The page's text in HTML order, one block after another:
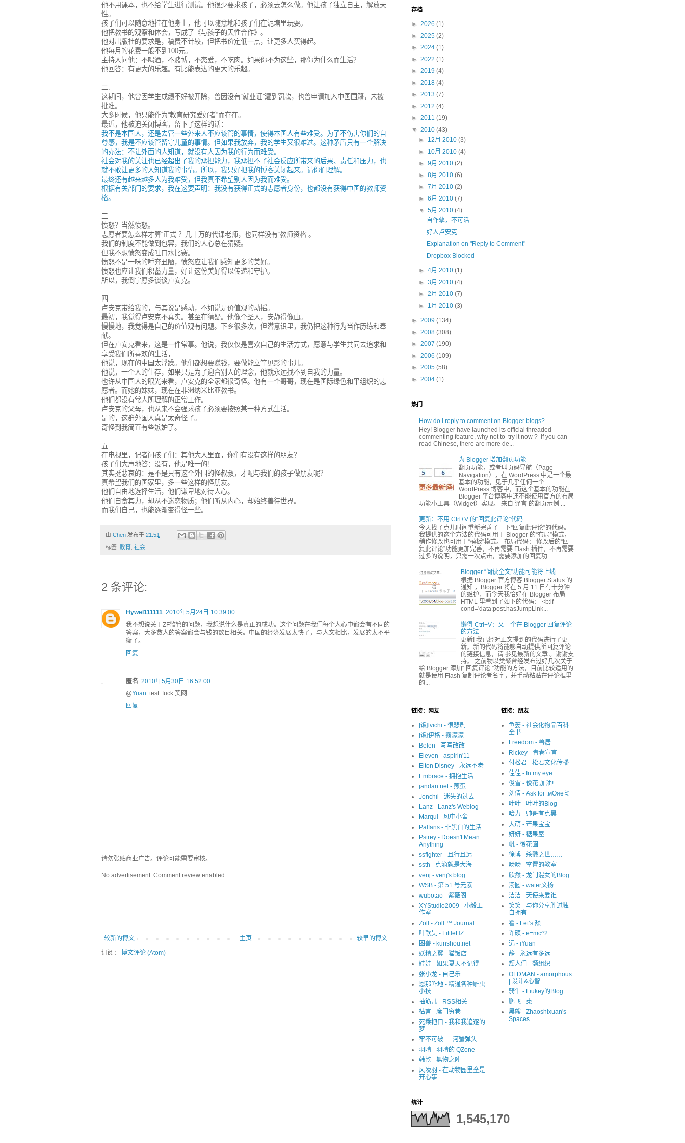
他不用课本，也不给学生进行测试。他很少要求孩子，必须去怎么做。他让孩子独立自主，解放天
性。
孩子们可以随意地挂在他身上，他可以随意地和孩子们在泥塘里玩耍。
他把教书的观察和体会，写成了《与孩子的天性合作》。
他对出版社的要求是，稿费不计较，但把书价定低一点，让更多人买得起。
他每月的花费一般不到100元。
主持人问他：不喝酒，不赌博，不恋爱，不吃肉。如果你不为这些，那你为什么而生活？
他回答：有更大的乐趣。有比能表达的更大的乐趣。
二.
这期间，他曾因学生成绩不好被开除，曾因没有“就业证”遭到罚款，也曾申请加入中国国籍，未被
批准。
大多时候，他只能作为“教育研究爱好者”而存在。
最近，他被迫关闭博客，留下了这样的话：
我不是本国人，还是去管一些外来人不应该管的事情，使得本国人有些难受。为了不伤害你们的自
尊感，我是不应该管留守儿童的事情。但如果我放弃，我的学生又很难过。这种矛盾只有一个解决
的办法：不让外面的人知道，就没有人因为我的行为而难受。
社会对我的关注也已经超出了我的承担能力，我承担不了社会反应所带来的后果、责任和压力，也
就不敢让更多的人知道我的事情。所以，我只好把我的博客关闭起来。请你们理解。
最终还有越来越多人为我难受，但我真不希望别人因为我而难受。
根据有关部门的要求，我在这要声明：我没有获得正式的志愿者身份，也都没有获得中国的教师资
格。
三.
愤怒？当然愤怒。
志愿者要怎么样才算“正式”？几十万的代课老师，也同样没有“教师资格”。
我们的制度不能做到包容，我们的人心总在猜疑。
但我不想愤怒变成吐口水比赛。
愤怒不是一味的唾弃丑陋，愤怒应让我们感知更多的美好。
愤怒也应让我们积蓄力量，好让这份美好得以传递和守护。
所以，我倒宁愿多谈谈卢安克。
四.
卢安克带给我的，与其说是感动，不如说是价值观的动摇。
最初，我觉得卢安克不真实。甚至在猜疑。他像个圣人，安静得像山。
慢慢地，我觉得是自己的价值观有问题。下乡很多次，但潜意识里，我仍把这种行为当作历练和奉
献。
但在卢安克看来，这是一件常事。他说，我仅仅是喜欢自己的生活方式，愿意与学生共同去追求和
享受我们所喜欢的生活，
他说，现在的中国太浮躁。他们都想要赚钱，要做能立竿见影的事儿。
他说，一个人的生存，如果只是为了迎合别人的理念，他就永远找不到自我的力量。
也许从中国人的眼光来看，卢安克的全家都很奇怪。他有一个哥哥，现在是国际绿色和平组织的志
愿者。而她的妹妹，现在在非洲纳米比亚教书。
他们都没有常人所理解的正常工作。
卢安克的父母，也从来不会强求孩子必须要按照某一种方式生活。
是的，这群外国人真是太奇怪了。
奇怪到我简直有些嫉妒了。
五.
在电视里，记者问孩子们：其他大人里面，你们有没有这样的朋友？
孩子们大声地答：没有，他是唯一的！
其实挺悲哀的：是不是只有这个外国的怪叔叔，才配与我们的孩子做朋友呢？
真希望我们的国家里，多一些这样的怪朋友。
他们自由地选择生活，他们谦卑地对待人心。
他们自食其力，却从不迷恋物质；他们听从内心，却始终善待世界。
而我们自己，也能逐渐变得怪一些。
由 Chen 发布于 21:51
标签: 教育 社会
2 条评论:
Hywel111111 2010年5月24日 10:39:00
我不想说关于ZF监管的问题，我想说什么是真正的成功。这个问题在我们每个人心中都会有不同的
答案，大多数人的答案都会与钱的数目相关。中国的经济发展太快了，与人文相比，发展的太不平
衡了。
回复
匿名 2010年5月30日 16:52:00
@Yuan: test. fuck 巭网.
回复
请勿张贴商业广告。评论可能需要审核。
No advertisement. Comment review enabled.
较新的博文 较早的博文
主页
订阅： 博文评论 (Atom)
存档
► 2026 (1)
► 2025 (2)
► 2024 (1)
► 2022 (1)
► 2019 (4)
► 2018 (4)
► 2013 (7)
► 2012 (4)
► 2011 (19)
▼ 2010 (43)
► 12月 2010(3)
► 10月 2010(4)
►9月 2010(2)
►8月 2010(6)
►7月 2010(2)
►6月 2010(7)
▼5月 2010(4)
自作孽，不可活……
好人卢安克
Explanation on "Reply to Comment"
Dropbox Blocked
►4月 2010(1)
►3月 2010(4)
►2月 2010(7)
► 1月 2010(3)
► 2009 (134)
► 2008 (308)
► 2007 (190)
► 2006 (109)
► 2005 (58)
► 2004 (1)
热门
How do I reply to comment on Blogger blogs?
Hey! Blogger have launched its official threaded
commenting feature, why not to try it now ? If you can
read Chinese, there are more de...
为 Blogger 增加翻页功能
翻页功能，或者叫页码导航（Page
Navigation），在 WordPress 中是一个最
基本的功能，见于几乎任何一个
WordPress 博客中，而这个基本的功能在
Blogger 平台博客中还不能使用官方的布局
功能小工具（Widget）实现。 来自 译言 的翻页示例 ...
更新：不用 Ctrl+V 的“回复此评论”代码
今天找了点儿时间重新完善了一下“回复此评论”的代码。
我提供的这个方法的代码可用于 Blogger 的“布局”模式，
稍作修改也可用于“模板”模式。 布局代码： 修改后的“回
复此评论”功能更加完善，不再需要 Flash 插件，不再需要
过多的说明，只需一次点击，需要添加的回复功...
Blogger “阅读全文”功能可能将上线
根据 Blogger 官方博客 Blogger Status 的
通知 ，Blogger 将在 5 月 11 日有十分钟
的维护，而今天我恰好在 Blogger 布局
HTML 里看到了如下的代码： <b:if
cond='data:post.hasJumpLink...
懒得 Ctrl+V：又一个在 Blogger 回复评论
的方法
更新! 我已经对正文提到的代码进行了更
新。新的代码将能够自动提供所回复评论
的链接信息，请 参见最新的文章 。谢谢支
持。 之前物以类聚曾经发布过好几次关于
给 Blogger 添加“ 回复评论 ”功能的方法，目前比较适用的
就是使用 Flash 复制评论者名字，并手动粘贴在评论框里
的...
链接：网友
[饭]lvichi - 很悲剧
[饭]伊格 - 霧濛濛
Belen - 写写改改
Eleven - aspirin'11
Elton Disney - 永远不老
Embrace - 拥抱生活
jandan.net - 煎蛋
Jonchil - 迷失的过去
Lanz - Lanz's Weblog
Marqui - 风中小舍
Palfans - 非黑白的生活
Pstrey - Doesn't Mean
Anything
ssfighter - 且行且远
ssth - 点滴就是大海
venj - venj's blog
WSB - 第 51 号元素
wubotao - 紫薇阁
XYStudio2009 - 小毅工
作室
Zoll - Zoll.™ Journal
叶歆昊 - LittleHZ
困兽 - kunshou.net
妖精之翼 - 猫饭店
娃娃 - 如果夏天不记得
张小龙 - 自己乐
恩那咋地 - 精通各种雕虫
小技
抽筋儿 - RSS相关
枯言 - 席门穷巷
死乘把口 - 我和我追逐的
梦
牢不可破 － 河蟹弹头
羽晴 - 羽晴的 QZone
韩乾 - 無物之陣
风凌羽 - 在动物园里全是
开心事
链接：朋友
鱼篓 - 社会化物品百科
全书
Freedom - 兽居
Rickey - 青春宣言
付松君 - 松君文化传播
佳佳 - In my eye
俊雪 - 俊花,加油!
刘倩 - Ask for .мОяеミ
叶叶 - 叶叶的Blog
哈力 - 帅哥有点黑
大萌 - 芒果宝宝
妍妍 - 糖果屋
帆 - 後花園
徐博 - 杀戮之世……
旸旸 - 空置的教室
欣然 - 龙门混女的Blog
汤圆 - water文扬
洁洁 - 天使来爱谁
笑笑 - 与你分享胜过独
自拥有
翟 - Let’s 颓
许硕 - e=mc^2
远 - iYuan
静 - 永远有多远
颓人们 - 颓组织
OLDMAN - amorphous
| 设计&心智
骑牛 - Liukey的Blog
鹏飞 - 束
黑熊 - Zhaoshixuan's
Spaces
统计
1,545,170